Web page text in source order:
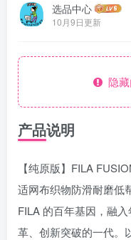
选品中心
10月9日更新
隐
产品说明
【纯原版】FILA
适网布织物防滑耐磨低
FILA 的百年基因，融
革、创新突破的一代。